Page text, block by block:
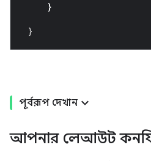
}
}
পূর্বরূপ দেখান
আপনার লেআউট